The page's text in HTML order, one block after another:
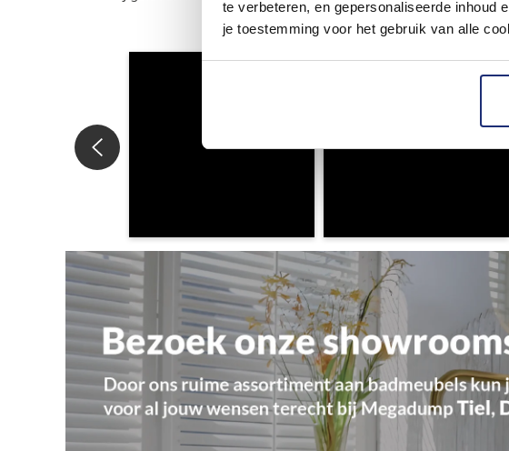
te verbeteren, en gepersonaliseerde inhoud
je toestemming voor het gebruik van alle
omgeving